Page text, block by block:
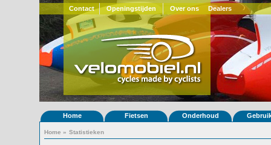
Contact Openingstijden Over ons Dealers
Home Fietsen Onderhoud
Home » Statistieken